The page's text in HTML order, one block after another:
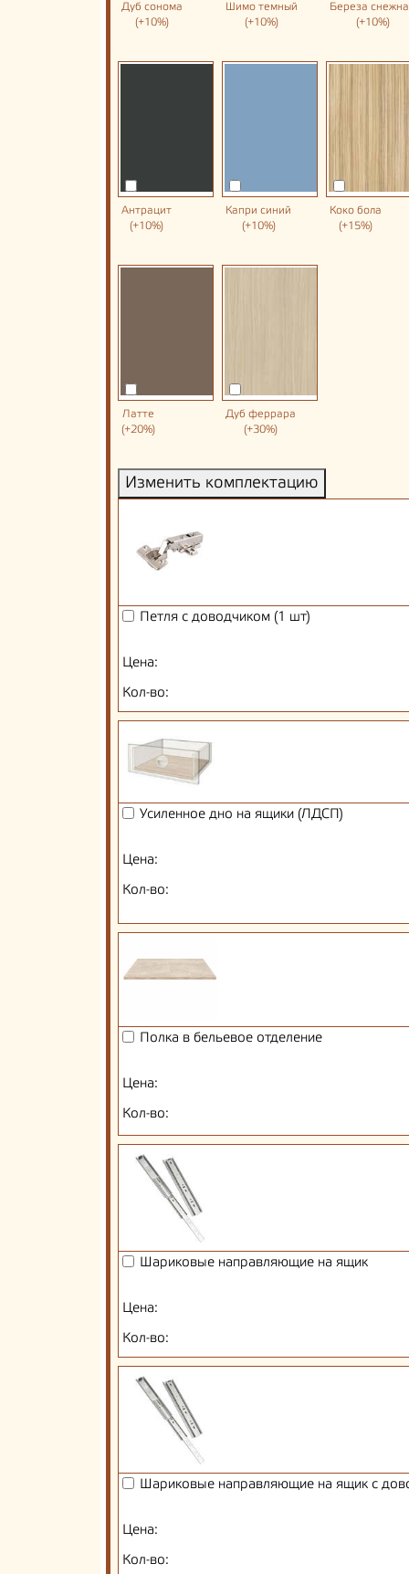
Дуб сонома
(+10%)
Шимо темный
(+10%)
Береза
(+10%)
Антрацит
(+10%)
Капри синий
(+10%)
Коко бола
(+15%)
Латте
(+20%)
Дуб феррара
(+30%)
Изменить комплектацию
Петля с доводчиком (1 шт)
Цена:
Кол-во:
Усиленное дно на ящики (ЛДСП)
Цена:
Кол-во:
Полка в бельевое отделение
Цена:
Кол-во:
Шариковые направляющие на ящик
Цена:
Кол-во:
Шариковые направляющие на ящик с
Цена:
Кол-во: